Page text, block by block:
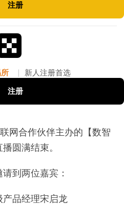
注册
| 新人注册首选
注册
网合作伙伴主办的【数智
圆满结束。
到两位嘉宾：
品经理宋启龙